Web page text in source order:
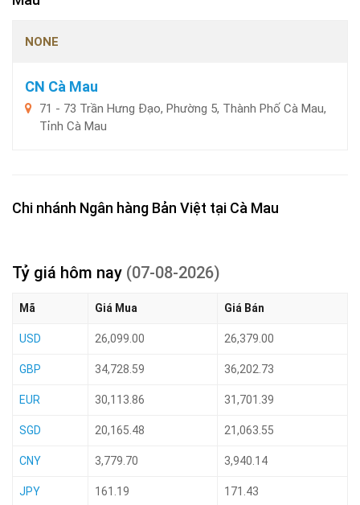
NONE
CN Cà Mau
71 - 73 Trần Hưng Đạo, Phường 5, Thành Phố Cà Mau,
Tỉnh Cà Mau
Chi nhánh Ngân hàng Bản Việt tại Cà Mau
Tỷ giá hôm nay (07-08-2026)
Mã Giá Mua Giá Bán
USD 26,099.00 26,379.00
GBP 34,728.59 36,202.73
EUR 30,113.86 31,701.39
SGD 20,165.48 21,063.55
CNY 3,779.70 3,940.14
JPY 161.19 171.43